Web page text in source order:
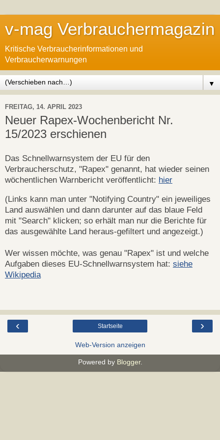
v-mag Verbrauchermagazin
Kritische Verbraucherinformationen und
Verbraucherwarnungen
▼
FREITAG, 14. APRIL 2023
Neuer Rapex-Wochenbericht Nr.
15/2023 erschienen
Das Schnellwarnsystem der EU für den
Verbraucherschutz, "Rapex" genannt, hat wieder seinen
wöchentlichen Warnbericht veröffentlicht: hier
(Links kann man unter "Notifying Country" ein jeweiliges
Land auswählen und dann darunter auf das blaue Feld
mit "Search" klicken; so erhält man nur die Berichte für
das ausgewählte Land heraus-gefiltert und angezeigt.)
Wer wissen möchte, was genau "Rapex" ist und welche
Aufgaben dieses EU-Schnellwarnsystem hat: siehe
Wikipedia
‹ ›
Startseite
Web-Version anzeigen
Powered by Blogger.